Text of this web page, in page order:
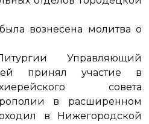
вознесена молитва о
Управляющий
принял участие в
совета
в расширенном
в Нижегородской